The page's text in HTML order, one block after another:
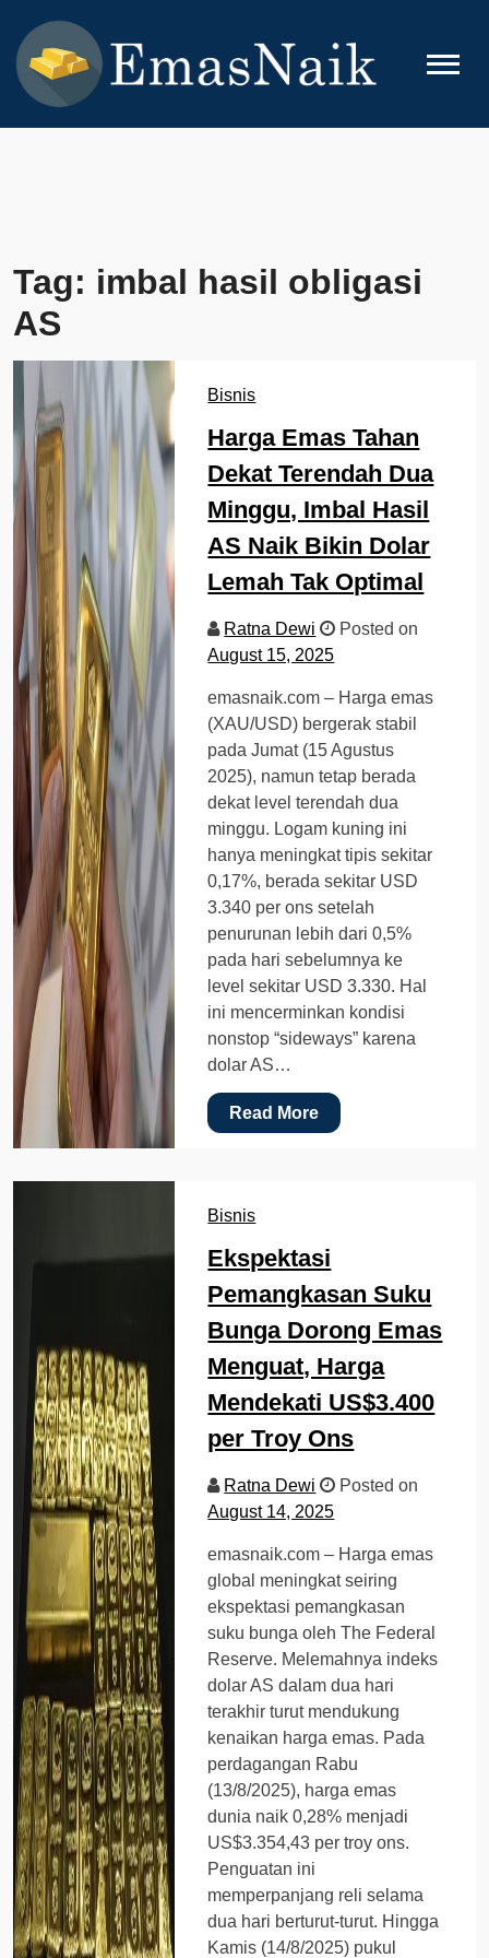
content
EMASNAIK
Topik Seputar Emas
Tag: imbal hasil obligasi
AS
Bisnis
Harga Emas Tahan
Dekat Terendah Dua
Minggu, Imbal Hasil
AS Naik Bikin Dolar
Lemah Tak Optimal
Ratna Dewi
Posted on
August 15, 2025
emasnaik.com – Harga emas
(XAU/USD) bergerak stabil
pada Jumat (15 Agustus
2025), namun tetap berada
dekat level terendah dua
minggu. Logam kuning ini
hanya meningkat tipis sekitar
0,17%, berada sekitar USD
3.340 per ons setelah
penurunan lebih dari 0,5%
pada hari sebelumnya ke
level sekitar USD 3.330. Hal
ini mencerminkan kondisi
nonstop “sideways” karena
dolar AS…
Read More
Bisnis
Ekspektasi
Pemangkasan Suku
Bunga Dorong Emas
Menguat, Harga
Mendekati US$3.400
per Troy Ons
Ratna Dewi
Posted on
August 14, 2025
emasnaik.com – Harga emas
global meningkat seiring
ekspektasi pemangkasan
suku bunga oleh The Federal
Reserve. Melemahnya indeks
dolar AS dalam dua hari
terakhir turut mendukung
kenaikan harga emas. Pada
perdagangan Rabu
(13/8/2025), harga emas
dunia naik 0,28% menjadi
US$3.354,43 per troy ons.
Penguatan ini
memperpanjang reli selama
dua hari berturut-turut. Hingga
Kamis (14/8/2025) pukul